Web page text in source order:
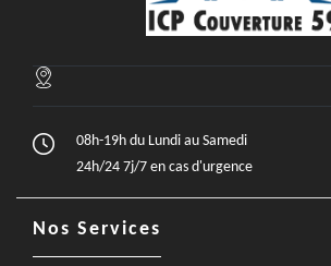
08h-19h du Lundi au Samedi
24h/24 7j/7 en cas d'urgence
Nos Services